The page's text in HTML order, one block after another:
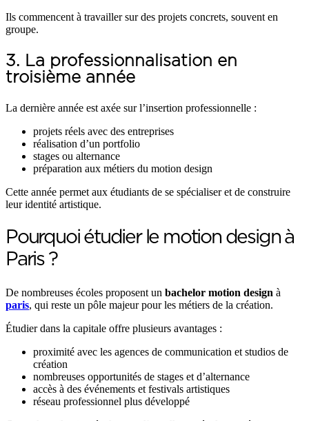
Ils commencent à travailler sur des projets concrets, souvent en
groupe.
3. La professionnalisation en
troisième année
La dernière année est axée sur l’insertion professionnelle :
projets réels avec des entreprises
réalisation d’un portfolio
stages ou alternance
préparation aux métiers du motion design
Cette année permet aux étudiants de se spécialiser et de construire
leur identité artistique.
Pourquoi étudier le motion design à
Paris ?
De nombreuses écoles proposent un bachelor motion design à
paris, qui reste un pôle majeur pour les métiers de la création.
Étudier dans la capitale offre plusieurs avantages :
proximité avec les agences de communication et studios de
création
nombreuses opportunités de stages et d’alternance
accès à des événements et festivals artistiques
réseau professionnel plus développé